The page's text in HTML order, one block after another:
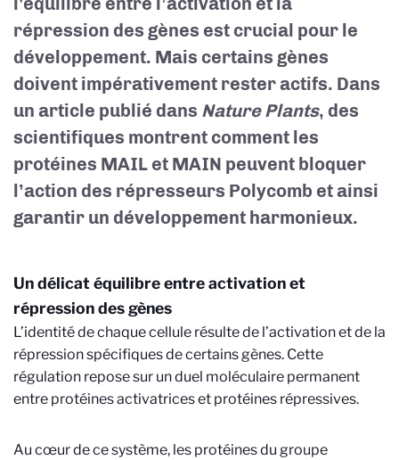
répression des gènes est crucial pour le
développement. Mais certains gènes
doivent impérativement rester actifs. Dans
un article publié dans Nature Plants, des
scientifiques montrent comment les
protéines MAIL et MAIN peuvent bloquer
l’action des répresseurs Polycomb et ainsi
garantir un développement harmonieux.
Un délicat équilibre entre activation et
répression des gènes
L’identité de chaque cellule résulte de l’activation et de la
répression spécifiques de certains gènes. Cette
régulation repose sur un duel moléculaire permanent
entre protéines activatrices et protéines répressives.
Au cœur de ce système, les protéines du groupe